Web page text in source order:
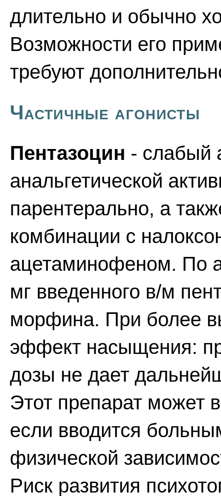
длительно и обычно
Возможности его
требуют
Частичные агонисты
Пентазоцин - слабый
анальгетической
парентерально, а
комбинации с
ацетаминофеном. По
мг введенного в/м
морфина. При более
эффект насыщения:
дозы не дает
Этот препарат может
если вводится
физической
Риск развития